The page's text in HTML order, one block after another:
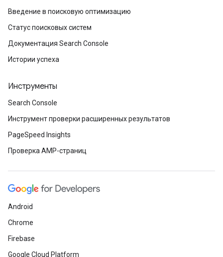
Введение в поисковую оптимизацию
Статус поисковых систем
Документация Search Console
Истории успеха
Инструменты
Search Console
Инструмент проверки расширенных результатов
PageSpeed Insights
Проверка AMP-страниц
Android
Chrome
Firebase
Google Cloud Platform